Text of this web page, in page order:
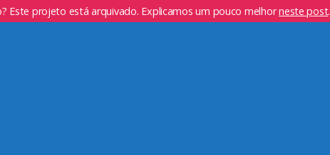
Este projeto está arquivado. Explicamos um pouco melhorneste post.